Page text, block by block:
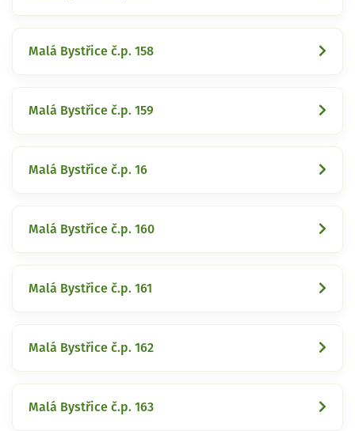
Malá Bystřice č.p. 158
Malá Bystřice č.p. 159
Malá Bystřice č.p. 16
Malá Bystřice č.p. 160
Malá Bystřice č.p. 161
Malá Bystřice č.p. 162
Malá Bystřice č.p. 163